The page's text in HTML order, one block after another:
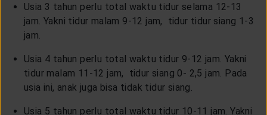
Usia 3 tahun perlu total waktu tidur selama 12-13
jam. Yakni tidur malam 9-12 jam, tidur tidur siang 1-3
jam.
Usia 4 tahun perlu total waktu tidur 9-12 jam. Yakni
tidur malam 11-12 jam, tidur siang 0- 2,5 jam. Pada
usia ini, anak juga bisa tidak tidur siang.
Usia 5 tahun perlu total waktu tidur 10-11 jam. Yakni